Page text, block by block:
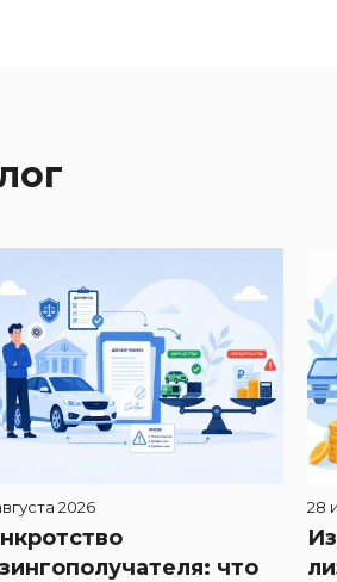
2026
что
28